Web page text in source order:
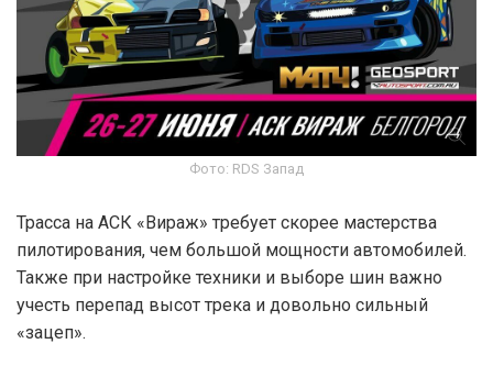
Фото: RDS Запад
Трасса на АСК «Вираж» требует скорее мастерства
пилотирования, чем большой мощности автомобилей.
Также при настройке техники и выборе шин важно
учесть перепад высот трека и довольно сильный
«зацеп».